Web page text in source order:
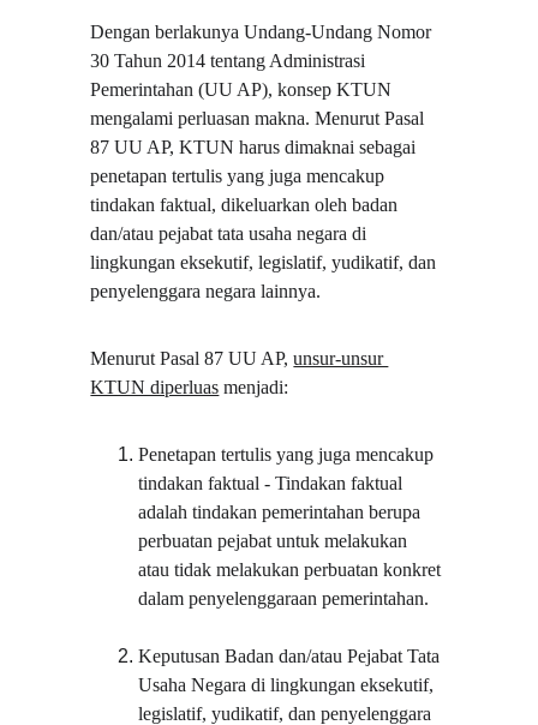
Dengan berlakunya Undang-Undang Nomor
30 Tahun 2014 tentang Administrasi
Pemerintahan (UU AP), konsep KTUN
mengalami perluasan makna. Menurut Pasal
87 UU AP, KTUN harus dimaknai sebagai
penetapan tertulis yang juga mencakup
tindakan faktual, dikeluarkan oleh badan
dan/atau pejabat tata usaha negara di
lingkungan eksekutif, legislatif, yudikatif, dan
penyelenggara negara lainnya.
Menurut Pasal 87 UU AP, unsur-unsur
KTUN diperluas menjadi:
Penetapan tertulis yang juga mencakup
tindakan faktual - Tindakan faktual
adalah tindakan pemerintahan berupa
perbuatan pejabat untuk melakukan
atau tidak melakukan perbuatan konkret
dalam penyelenggaraan pemerintahan.
Keputusan Badan dan/atau Pejabat Tata
Usaha Negara di lingkungan eksekutif,
legislatif, yudikatif, dan penyelenggara